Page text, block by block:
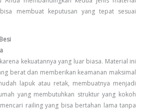
membuat keputusan yang tepat sesuai
kekuatannya yang luar biasa. Material ini
berat dan memberikan keamanan maksimal
lapuk atau retak, membuatnya menjadi
yang membutuhkan struktur yang kokoh
railing yang bisa bertahan lama tanpa